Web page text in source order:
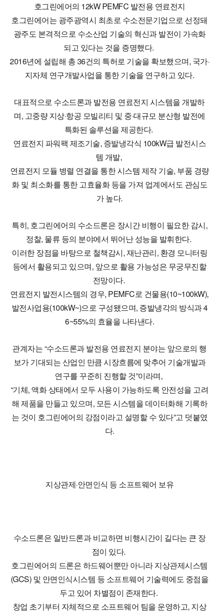
호그린에어의 12kW PEMFC 발전용 연료전지
호그린에어는 광주광역시 최초로 수소전문기업으로 선정돼
광주도 본격적으로 수소산업 기술의 혁신과 발전이 가속화
되고 있다는 것을 증명했다.
2016년에 설립해 총 36건의 특허로 기술을 확보했으며, 국가·
지자체 연구개발사업을 통한 기술을 연구하고 있다.
대표적으로 수소드론과 발전용 연료전지 시스템을 개발하
며, 고중량 지상·항공 모빌리티 및 중·대규모 분산형 발전에
특화된 솔루션을 제공한다.
연료전지 파워팩 제조기술, 증발냉각식 100kW급 발전시스
템 개발,
연료전지 모듈 병렬 연결을 통한 시스템 제작 기술, 부품 경량
화 및 최소화를 통한 고효율화 등을 가져 업계에서도 관심도
가 높다.
특히, 호그린에어의 수소드론은 장시간 비행이 필요한 감시,
정찰, 물류 등의 분야에서 뛰어난 성능을 발휘한다.
이러한 장점을 바탕으로 철책감시, 재난관리, 환경 모니터링
등에서 활용되고 있으며, 앞으로 활용 가능성은 무궁무진할
전망이다.
연료전지 발전시스템의 경우, PEMFC로 건물용(10~100kW),
발전사업용(100kW~)으로 구성됐으며, 증발냉각의 방식과 4
6~55%의 효율을 나타낸다.
관계자는 “수소드론과 발전용 연료전지 분야는 앞으로의 행
보가 기대되는 산업인 만큼 시장흐름에 맞추어 기술개발과
연구를 꾸준히 진행할 것”이라며,
“기체, 액화 상태에서 모두 사용이 가능하도록 안전성을 고려
해 제품을 만들고 있으며, 모든 시스템을 데이터화해 기록하
는 것이 호그린에어의 강점이라고 설명할 수 있다”고 덧붙였
다.
지상관제·안면인식 등 소프트웨어 보유
수소드론은 일반드론과 비교하면 비행시간이 길다는 큰 장
점이 있다.
호그린에어의 드론은 하드웨어뿐만 아니라 지상관제시스템
(GCS) 및 안면인식시스템 등 소프트웨어 기술력에도 중점을
두고 있어 차별점이 존재한다.
창업 초기부터 자체적으로 소프트웨어 팀을 운영하고, 지상